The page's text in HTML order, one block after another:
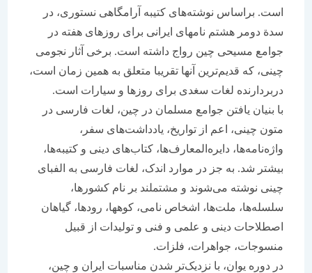
است. براساس نوشته‌های کتیبه آرامگاهی نستوری، در
سدة دومر هشتم نامهای ایرانی برای روزهای هفته در
جوامع مسیحی چین رواج داشته است. برخی آثار نجومی
چینی، که قدیم‌ترین آنها تقریبا متعلق به همین زمان است،
دربردارنده لغات سغدی برای روزها و سیارات است.
با بنیان یافتن جوامع مسلمان در چین، لغات فارسی در
متون چینی، اعم از تواریخ، یادداشت‌های سفر،
واژه‌نامه‌ها، دایره‌المعارف‌ها، کتاب‌های دینی و کتیبه‌ها،
بیشتر شد. به جز در موارد اندک، لغات فارسی به الفبای
چینی نوشته می‌شوند و مشتملند بر نام کشورها،
سلسله‌ها، ملت‌ها، اشخاص نامی، کوهها، رودها، گیاهان
اصطلاحات دینی و علمی و فنی و تولیدات از قبیل
منسوجات، جواهرات، فلزات.
در دوره یوان، با نزدیک‌تر شدن مناسبات ایران و چین،